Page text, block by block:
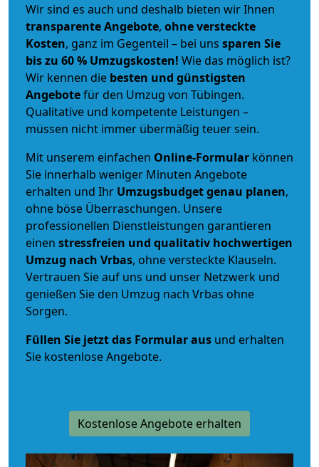
Wir sind es auch und deshalb bieten wir Ihnen
transparente Angebote, ohne versteckte
Kosten, ganz im Gegenteil – bei uns sparen Sie
bis zu 60 % Umzugskosten! Wie das möglich ist?
Wir kennen die besten und günstigsten
Angebotefür den Umzug von Tübingen.
Qualitative und kompetente Leistungen –
müssen nicht immer übermäßig teuer sein.
Mit unserem einfachen Online-Formular können
Sie innerhalb weniger Minuten Angebote
erhalten und Ihr Umzugsbudgetgenau planen,
ohne böse Überraschungen. Unsere
professionellen Dienstleistungen garantieren
einen stressfreien und qualitativ hochwertigen
Umzug nach Vrbas, ohne versteckte Klauseln.
Vertrauen Sie auf uns und unser Netzwerk und
genießen Sie den Umzug nach Vrbas ohne
Sorgen.
Füllen Sie jetzt das Formular aus und erhalten
Sie kostenlose Angebote.
Kostenlose Angebote erhalten